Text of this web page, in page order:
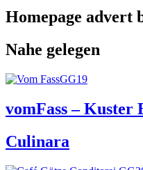
Homepage advert
Nahe gelegen
vomFass – Kuster
Culinara